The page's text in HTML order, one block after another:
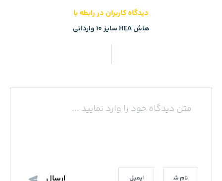
دیدگاه کاربران در رابطه با
هاش HEA سایز 10 وارداتی